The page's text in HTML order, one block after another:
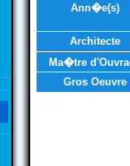
Ann�e(s)
Architecte
Ma�tre
Gros Oeuvre